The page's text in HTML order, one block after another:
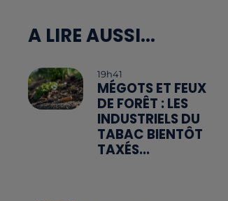
A LIRE AUSSI...
19h41
MÉGOTS ET FEUX
DE FORÊT : LES
INDUSTRIELS DU
TABAC BIENTÔT
TAXÉS...